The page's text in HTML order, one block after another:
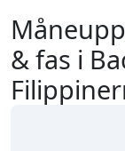
& fas i